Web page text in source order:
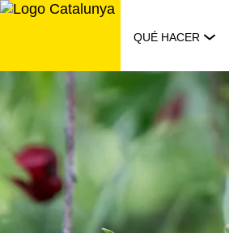
Saltar
QUÉ HACER